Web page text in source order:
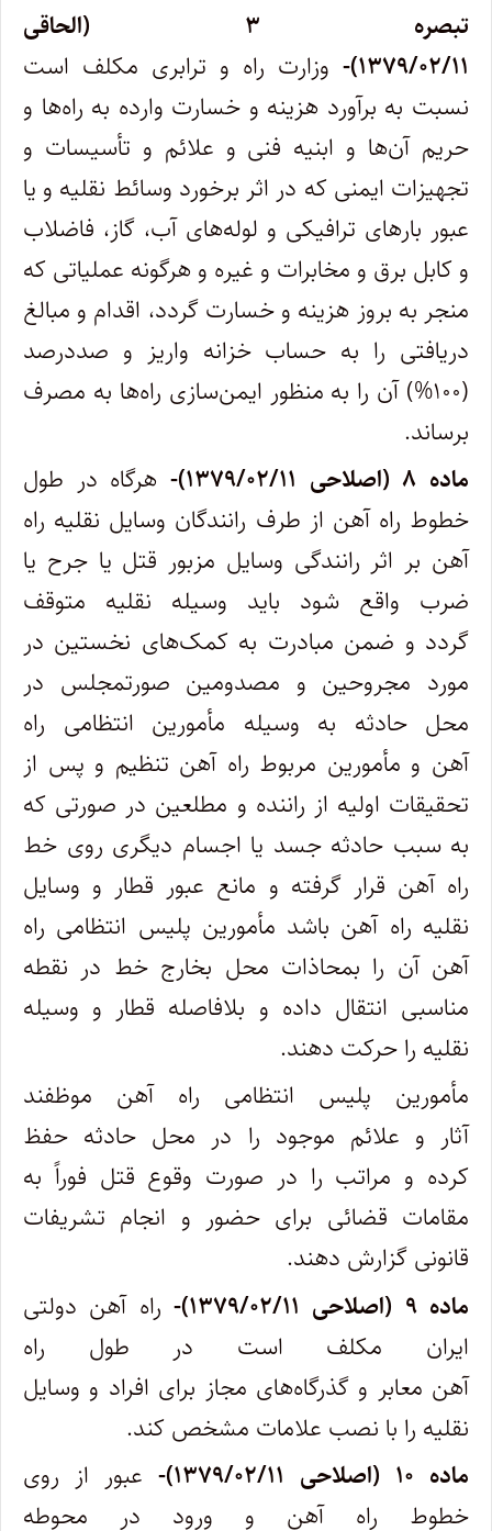
‌تبصره ۳ (الحاقی
۱۳۷۹/۰۲/۱۱)-
وزارت راه و ترابری مکلف است
نسبت به برآورد هزینه و خسارت وارده به راه‌ها و
حریم آن‌ها و ابنیه فنی و علائم و تأسیسات و
تجهیزات ایمنی که در اثر برخورد وسائط نقلیه و یا
عبور بارهای ترافیکی و لوله‌های آب، گاز، فاضلاب
و کابل برق و مخابرات و غیره و هرگونه عملیاتی که
منجر به بروز هزینه و خسارت گردد، اقدام و مبالغ
دریافتی را به حساب خزانه واریز و صددرصد
(۱۰۰%) آن را به منظور ایمن‌سازی راه‌ها به مصرف
برساند.
ماده ۸ (اصلاحی ۱۳۷۹/۰۲/۱۱)-
هرگاه در طول
خطوط راه آهن از طرف رانندگان وسایل نقلیه راه
آهن بر اثر رانندگی وسایل مزبور قتل یا جرح یا
ضرب واقع شود باید وسیله‌ نقلیه متوقف
گردد و ضمن مبادرت به کمک‌های نخستین در
مورد مجروحین و مصدومین صورتمجلس در
محل حادثه به وسیله مأمورین انتظامی‌ راه
آهن و مأمورین مربوط راه آهن تنظیم و پس از
تحقیقات اولیه از راننده و مطلعین در صورتی که
به سبب حادثه جسد یا اجسام دیگری روی خط
‌راه آهن قرار گرفته و مانع عبور قطار و وسایل
نقلیه راه آهن باشد مأمورین پلیس انتظامی راه
آهن آن را بمحاذات محل بخارج خط در نقطه
مناسبی‌ انتقال داده و بلافاصله قطار و وسیله
نقلیه را حرکت دهند.
‌مأمورین پلیس انتظامی راه آهن موظفند
آثار و علائم موجود را در محل حادثه حفظ
کرده و مراتب را در صورت وقوع قتل فوراً به
مقامات قضائی برای حضور و انجام تشریفات
قانونی گزارش دهند.
ماده ۹ (اصلاحی ۱۳۷۹/۰۲/۱۱)-
راه آهن دولتی
ایران مکلف است در طول راه
آهن معابر و گذرگاه‌های مجاز برای افراد و وسایل
نقلیه را با نصب علامات مشخص کند.
ماده ۱۰ (اصلاحی ۱۳۷۹/۰۲/۱۱)-
عبور از روی
خطوط راه آهن و ورود در محوطه